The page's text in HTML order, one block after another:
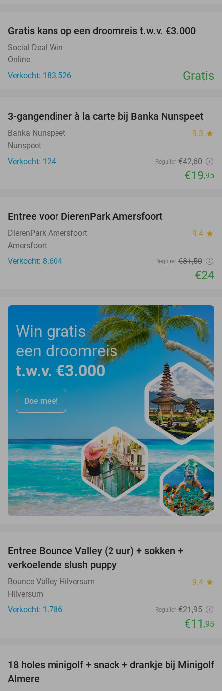
Gratis kans op een droomreis t.w.v. €3.000
Social Deal Win
Online
Verkocht: 183.526
Gratis
53%
3-gangendiner à la carte bij Banka Nunspeet
Banka Nunspeet 9.3 star
Nunspeet
Verkocht: 124
Regulier €42,60
€19,95
Entree voor DierenPark Amersfoort
DierenPark Amersfoort 9.4 star
Amersfoort
Verkocht: 8.604
Regulier €31,50
€24
Win gratis
een droomreis
t.w.v. €3.000
Doe mee!
Entree Bounce Valley (2 uur) + sokken +
verkoelende slush puppy
Bounce Valley Hilversum 9.4 star
Hilversum
Verkocht: 1.786
Regulier €21,95
€11 ,95
50%
18 holes minigolf + snack + drankje bij Minigolf
Almere